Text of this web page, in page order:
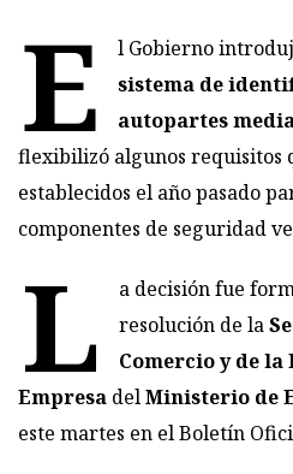
E l Gobierno
sistema de
autopartes
flexibilizó algunos requisitos
establecidos el año pasado
componentes de seguridad
L
a decisión fue
resolución de la
Comercio y de la
Empresa delMinisterio de
este martes en el Boletín